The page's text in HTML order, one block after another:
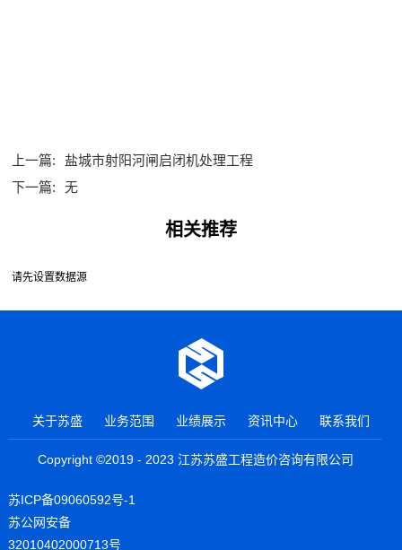
上一篇:
盐城市射阳河闸启闭机处理工程
下一篇:
无
相关推荐
请先设置数据源
关于苏盛 业务范围 业绩展示 资讯中心 联系我们
Copyright ©2019 - 2023 江苏苏盛工程造价咨询有限公司
苏ICP备09060592号-1
苏公网安备
32010402000713号